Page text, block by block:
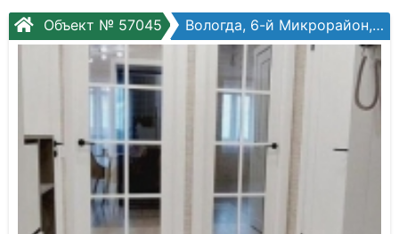
Объект № 57045 Вологда, 6-й Микрорайон, Беляева ул, №32к1